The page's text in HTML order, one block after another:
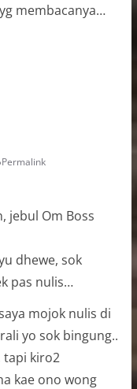
membacanya…
Permalink
jebul Om Boss
dhewe, sok
pas nulis…
mojok nulis di
yo sok bingung..
tapi kiro2
kae ono wong